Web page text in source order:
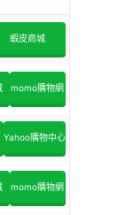
蝦皮商城
momo購物網
Yahoo購物中心
momo購物網